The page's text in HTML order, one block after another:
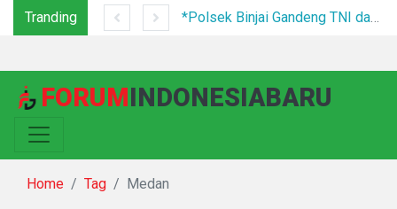
Tranding *Polsek Binjai Gandeng TNI dan Kepala Desa Grebek Sarang Narkoba*
FORUMINDONESIABARU
Home Tag Medan